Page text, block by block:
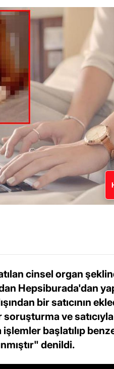
cinsel organ
Hepsiburada'dan
bir satıcının
soruşturma ve
işlemler başlatılıp
denildi.